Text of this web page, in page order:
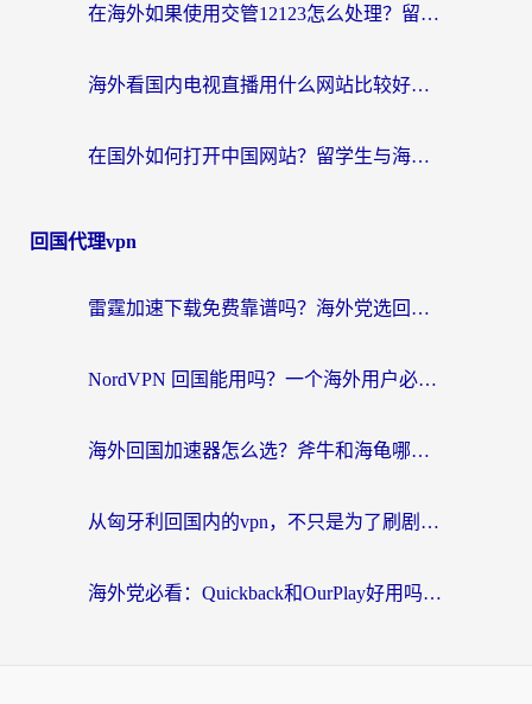
在海外如果使用交管12123怎么处理？留学生亲测有效的回国加速方案
海外看国内电视直播用什么网站比较好？一篇解决你所有追剧难题的实用指南
在国外如何打开中国网站？留学生与海外华人的无缝访问指南
回国代理vpn
雷霆加速下载免费靠谱吗？海外党选回国加速器的避坑指南（附热门工具对比）
NordVPN 回国能用吗？一个海外用户必须面对的真实困境
海外回国加速器怎么选？斧牛和海龟哪个好？一篇帮你避开坑的实用指南
从匈牙利回国内的vpn，不只是为了刷剧那么简单
海外党必看：Quickback和OurPlay好用吗？3分钟选对回国加速器，无缝刷剧玩游戏